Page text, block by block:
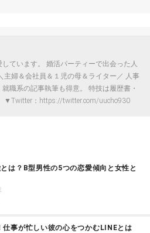
ています。 婚活パーティーで出会った人
主婦＆会社員＆１児の母＆ライター／ 人事
職系の記事執筆も得意。 特技は履歴書・
▼Twitter：https://twitter.com/uucho930
は？B型男性の5つの恋愛傾向と女性と
仕事が忙しい彼の心をつかむLINEとは